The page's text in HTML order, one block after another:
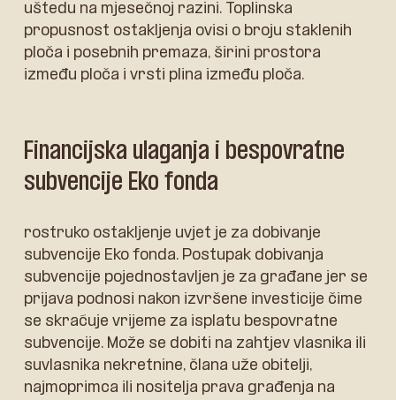
uštedu na mjesečnoj razini. Toplinska
propusnost ostakljenja ovisi o broju staklenih
ploča i posebnih premaza, širini prostora
između ploča i vrsti plina između ploča.
Financijska ulaganja i bespovratne
subvencije Eko fonda
rostruko ostakljenje uvjet je za dobivanje
subvencije Eko fonda. Postupak dobivanja
subvencije pojednostavljen je za građane jer se
prijava podnosi nakon izvršene investicije čime
se skraćuje vrijeme za isplatu bespovratne
subvencije. Može se dobiti na zahtjev vlasnika ili
suvlasnika nekretnine, člana uže obitelji,
najmoprimca ili nositelja prava građenja na